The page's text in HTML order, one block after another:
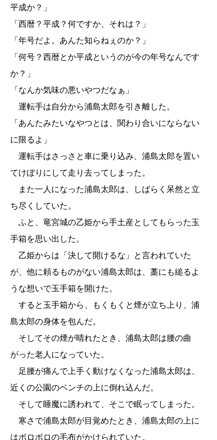
平成か？」
「西暦？平成？何ですか、それは？」
「年号だよ。あんた知らねぇのか？」
「何号？西暦とか平成というのが今の年号なんです
か？」
「なんか気味の悪いやつだなぁ」
運転手は自分から浦島太郎を引き離した。
「あんたみたいなやつとは、関わり合いにならない
に限るよ」
運転手はさっさと車に乗り込み、浦島太郎を置い
てけぼりにして走り去ってしまった。
また一人になった浦島太郎は、しばらく呆然と立
ち尽くしていた。
ふと、竜宮城の乙姫から手土産としてもらった玉
手箱を思い出した。
乙姫からは「決して開けるな」と言われていた
が、他に頼るものがない浦島太郎は、藁にも縋るよ
うな想いで玉手箱を開けた。
すると玉手箱から、もくもくと煙が立ち上り、浦
島太郎の身体を包んだ。
そしてその煙が晴れたとき、浦島太郎は腰の曲
がった老人になっていた。
足腰が痛んで上手く動けなくなった浦島太郎は、
近くの公園のベンチの上に倒れ込んだ。
そして睡魔に誘われて、そこで眠ってしまった。
寒さで浦島太郎が目覚めたとき、浦島太郎の上に
はボロボロの毛布がかけられていた。